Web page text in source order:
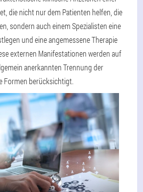
die nicht nur dem Patienten helfen, die
sondern auch einem Spezialisten eine
und eine angemessene Therapie
externen Manifestationen werden auf
anerkannten Trennung der
Formen berücksichtigt.